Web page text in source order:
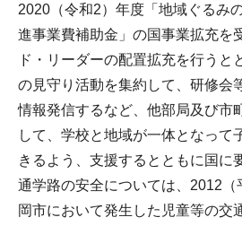
2020（令和2）年度「地域ぐるみ
進事業費補助金」の国事業拡充を
ド・リーダーの配置拡充を行うと
の見守り活動を集約して、研修会
情報発信するなど、他部局及び市
して、学校と地域が一体となって
きるよう、支援するとともに国に
通学路の安全については、2012（
岡市において発生した児童等の交